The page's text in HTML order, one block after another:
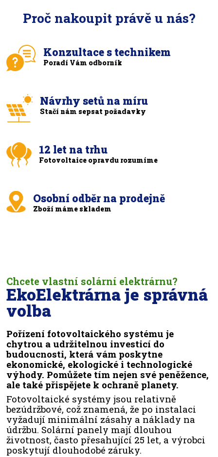
Proč nakoupit právě u nás?
Konzultace s technikem
Poradí Vám odborník
Návrhy setů na míru
Stačí nám sepsat požadavky
12 let na trhu
Fotovoltaice opravdu rozumíme
Osobní odběr na prodejně
Zboží máme skladem
Chcete vlastní solární elektrárnu?
EkoElektrárna je správná
volba
Pořízení fotovoltaického systému je
chytrou a udržitelnou investicí do
budoucnosti, která vám poskytne
ekonomické, ekologické i technologické
výhody. Pomůžete tím nejen své peněžence,
ale také přispějete k ochraně planety.
Fotovoltaické systémy jsou relativně
bezúdržbové, což znamená, že po instalaci
vyžadují minimální zásahy a náklady na
údržbu. Solární panely mají dlouhou
životnost, často přesahující 25 let, a výrobci
poskytují dlouhodobé záruky.